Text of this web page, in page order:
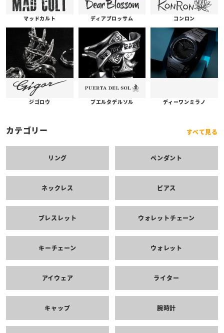
マッドカルト ディアブロッサム コンロン
ジゴロウ プエルタデルソル ディーワンミラノ
カテゴリー すべて見る
リング ペンダント
ネックレス ピアス
ブレスレット ウォレットチェーン
キーチェーン ウォレット
アイウェア ライター
キャップ 腕時計